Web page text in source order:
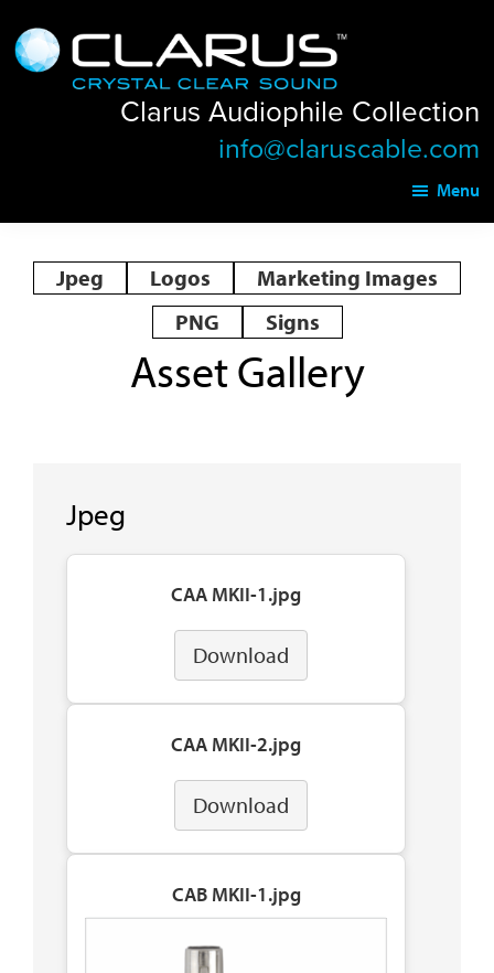
to
main
to
footer
Clarus
Audiophile
Collection
Clarus Audiophile Collection
info@claruscable.com
Menu
Jpeg Logos
Marketing Images
PNG
Signs
Asset Gallery
Jpeg
CAA MKII-1.jpg
Download
CAA MKII-2.jpg
Download
CAB MKII-1.jpg